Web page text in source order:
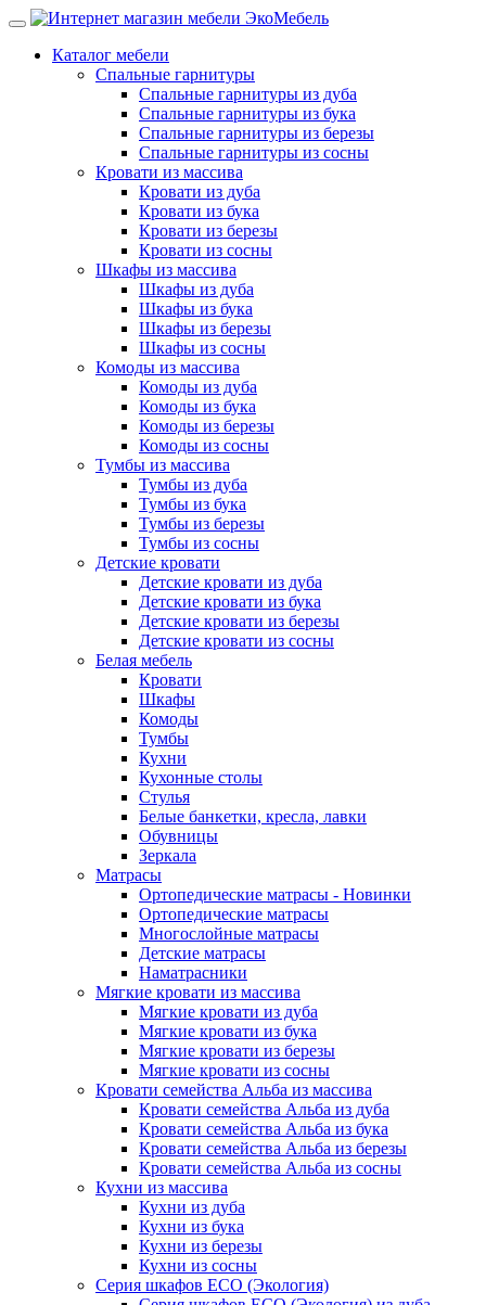
Каталог мебели
Спальные гарнитуры
Спальные гарнитуры из дуба
Спальные гарнитуры из бука
Спальные гарнитуры из березы
Спальные гарнитуры из сосны
Кровати из массива
Кровати из дуба
Кровати из бука
Кровати из березы
Кровати из сосны
Шкафы из массива
Шкафы из дуба
Шкафы из бука
Шкафы из березы
Шкафы из сосны
Комоды из массива
Комоды из дуба
Комоды из бука
Комоды из березы
Комоды из сосны
Тумбы из массива
Тумбы из дуба
Тумбы из бука
Тумбы из березы
Тумбы из сосны
Детские кровати
Детские кровати из дуба
Детские кровати из бука
Детские кровати из березы
Детские кровати из сосны
Белая мебель
Кровати
Шкафы
Комоды
Тумбы
Кухни
Кухонные столы
Стулья
Белые банкетки, кресла, лавки
Обувницы
Зеркала
Матрасы
Ортопедические матрасы - Новинки
Ортопедические матрасы
Многослойные матрасы
Детские матрасы
Наматрасники
Мягкие кровати из массива
Мягкие кровати из дуба
Мягкие кровати из бука
Мягкие кровати из березы
Мягкие кровати из сосны
Кровати семейства Альба из массива
Кровати семейства Альба из дуба
Кровати семейства Альба из бука
Кровати семейства Альба из березы
Кровати семейства Альба из сосны
Кухни из массива
Кухни из дуба
Кухни из бука
Кухни из березы
Кухни из сосны
Серия шкафов ECO (Экология)